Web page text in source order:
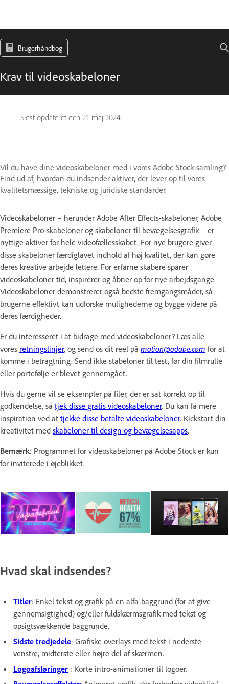
Brugerhåndbog
Krav til videoskabeloner
Sidst opdateret den 21. maj 2024
Vil du have dine videoskabeloner med i vores Adobe Stock-samling?
Find ud af, hvordan du indsender aktiver, der lever op til vores
kvalitetsmæssige, tekniske og juridiske standarder.
Videoskabeloner – herunder Adobe After Effects-skabeloner, Adobe
Premiere Pro-skabeloner og skabeloner til bevægelsesgrafik – er
nyttige aktiver for hele videofællesskabet. For nye brugere giver
disse skabeloner færdiglavet indhold af høj kvalitet, der kan gøre
deres kreative arbejde lettere. For erfarne skabere sparer
videoskabeloner tid, inspirerer og åbner op for nye arbejdsgange.
Videoskabeloner demonstrerer også bedste fremgangsmåder, så
brugerne effektivt kan udforske mulighederne og bygge videre på
deres færdigheder.
Er du interesseret i at bidrage med videoskabeloner? Læs alle
vores retningslinjer, og send os dit reel på motion@adobe.com for at
komme i betragtning. Send ikke stabeloner til test, før din filmrulle
eller portefølje er blevet gennemgået.
Hvis du gerne vil se eksempler på filer, der er sat korrekt op til
godkendelse, så tjek disse gratis videoskabeloner. Du kan få mere
inspiration ved at tjekke disse betalte videoskabeloner. Kickstart din
kreativitet med skabeloner til design og bevægelsesapps.
Bemærk: Programmet for videoskabeloner på Adobe Stock er kun
for inviterede i øjeblikket.
Hvad skal indsendes?
Titler: Enkel tekst og grafik på en alfa-baggrund (for at give
gennemsigtighed) og/eller fuldskærmsgrafik med tekst og
opsigtsvækkende baggrunde.
Sidste tredjedele: Grafiske overlays med tekst i nederste
venstre, midterste eller højre del af skærmen.
Logoafsløringer : Korte intro-animationer til logoer.